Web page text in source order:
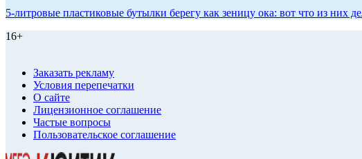
5-литровые пластиковые бутылки берегу как зеницу ока: вот что из них
16+
Заказать рекламу
Условия перепечатки
О сайте
Лицензионное соглашение
Частые вопросы
Пользовательское соглашение